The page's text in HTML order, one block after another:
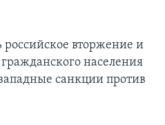
российское вторжение и
населения
санкции против